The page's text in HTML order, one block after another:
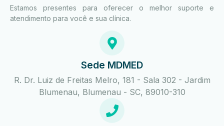
Estamos presentes para oferecer o melhor suporte e
atendimento para você e sua clínica.
Sede MDMED
R. Dr. Luiz de Freitas Melro, 181 - Sala 302 - Jardim
Blumenau, Blumenau - SC, 89010-310